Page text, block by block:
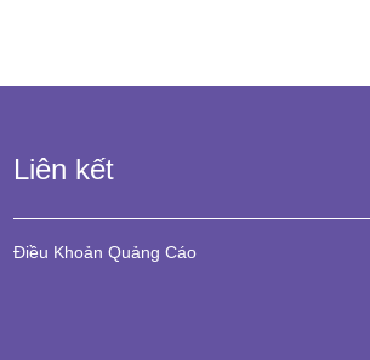
Liên kết
Điều Khoản Quảng Cáo